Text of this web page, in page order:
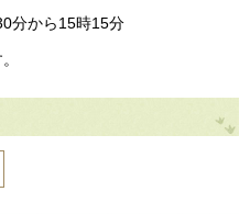
分から15時15分